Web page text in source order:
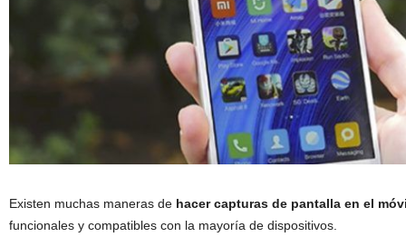
Existen muchas maneras de hacer capturas de pantalla en el
funcionales y compatibles con la mayoría de dispositivos.